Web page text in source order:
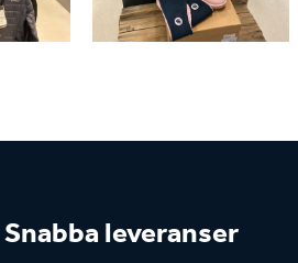
Snabba leveranser